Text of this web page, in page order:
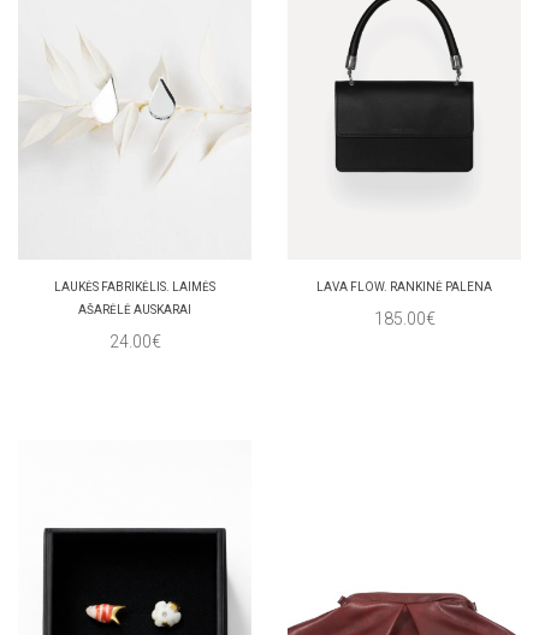
LAUKĖS FABRIKĖLIS. LAIMĖS
AŠARĖLĖ AUSKARAI
24.00€
LAVA FLOW. RANKINĖ PALENA
185.00€